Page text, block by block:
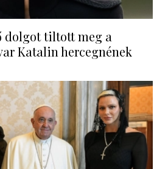
dolgot tiltott meg a
Katalin hercegnének